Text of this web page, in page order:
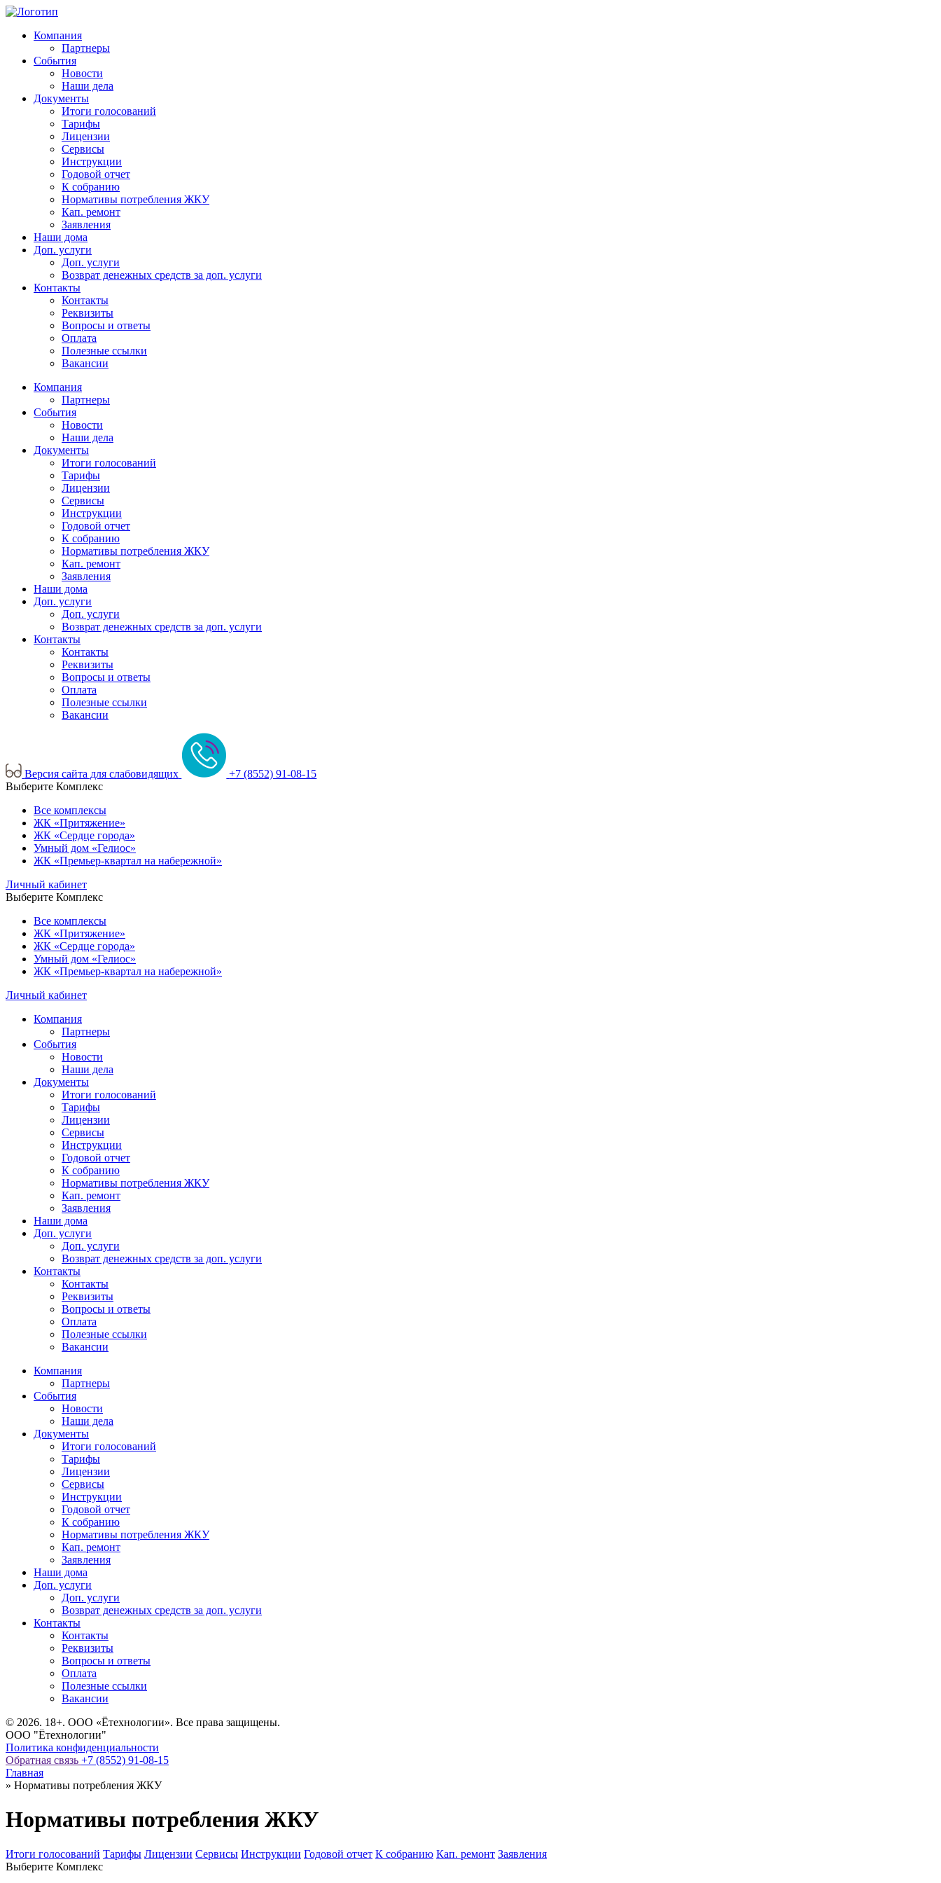
Компания
Партнеры
События
Новости
Наши дела
Документы
Итоги голосований
Тарифы
Лицензии
Сервисы
Инструкции
Годовой отчет
К собранию
Нормативы потребления ЖКУ
Кап. ремонт
Заявления
Наши дома
Доп. услуги
Доп. услуги
Возврат денежных средств за доп. услуги
Контакты
Контакты
Реквизиты
Вопросы и ответы
Оплата
Полезные ссылки
Вакансии
Компания
Партнеры
События
Новости
Наши дела
Документы
Итоги голосований
Тарифы
Лицензии
Сервисы
Инструкции
Годовой отчет
К собранию
Нормативы потребления ЖКУ
Кап. ремонт
Заявления
Наши дома
Доп. услуги
Доп. услуги
Возврат денежных средств за доп. услуги
Контакты
Контакты
Реквизиты
Вопросы и ответы
Оплата
Полезные ссылки
Вакансии
Версия сайта для слабовидящих
+7 (8552) 91-08-15
Выберите Комплекс
Все комплексы
ЖК «Притяжение»
ЖК «Сердце города»
Умный дом «Гелиос»
ЖК «Премьер-квартал на набережной»
Личный кабинет
Выберите Комплекс
Все комплексы
ЖК «Притяжение»
ЖК «Сердце города»
Умный дом «Гелиос»
ЖК «Премьер-квартал на набережной»
Личный кабинет
Компания
Партнеры
События
Новости
Наши дела
Документы
Итоги голосований
Тарифы
Лицензии
Сервисы
Инструкции
Годовой отчет
К собранию
Нормативы потребления ЖКУ
Кап. ремонт
Заявления
Наши дома
Доп. услуги
Доп. услуги
Возврат денежных средств за доп. услуги
Контакты
Контакты
Реквизиты
Вопросы и ответы
Оплата
Полезные ссылки
Вакансии
Компания
Партнеры
События
Новости
Наши дела
Документы
Итоги голосований
Тарифы
Лицензии
Сервисы
Инструкции
Годовой отчет
К собранию
Нормативы потребления ЖКУ
Кап. ремонт
Заявления
Наши дома
Доп. услуги
Доп. услуги
Возврат денежных средств за доп. услуги
Контакты
Контакты
Реквизиты
Вопросы и ответы
Оплата
Полезные ссылки
Вакансии
© 2026. 18+. ООО «Ётехнологии». Все права защищены.
ООО "Ётехнологии"
Политика конфиденциальности
Обратная связь +7 (8552) 91-08-15
Главная
» Нормативы потребления ЖКУ
Нормативы потребления ЖКУ
Итоги голосований Тарифы Лицензии Сервисы Инструкции Годовой отчет К собранию Кап. ремонт Заявления
Выберите Комплекс